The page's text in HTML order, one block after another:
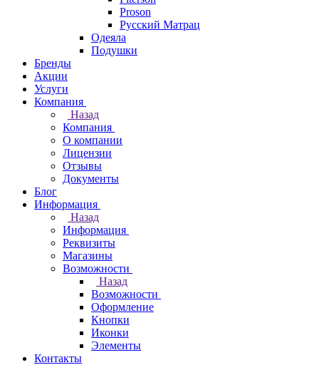
Proson
Русский Матрац
Одеяла
Подушки
Бренды
Акции
Услуги
Компания
Назад
Компания
О компании
Лицензии
Отзывы
Документы
Блог
Информация
Назад
Информация
Реквизиты
Магазины
Возможности
Назад
Возможности
Оформление
Кнопки
Иконки
Элементы
Контакты